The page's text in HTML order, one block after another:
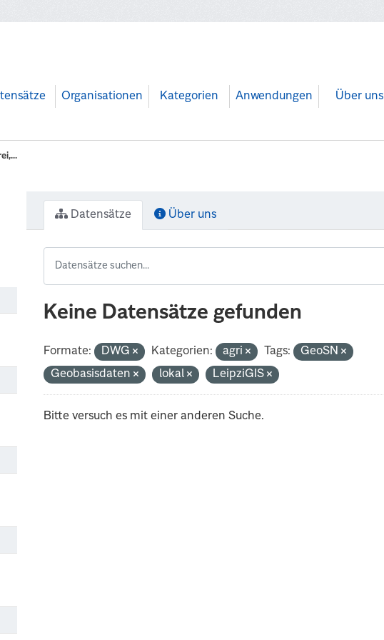
Organisationen Kategorien Anwendungen Über uns
Datensätze Über uns
Keine Datensätze gefunden
Formate: DWG Kategorien: agri Tags:
GeoSN
Geobasisdaten
lokal LeipziGIS
Bitte versuch es mit einer anderen Suche.